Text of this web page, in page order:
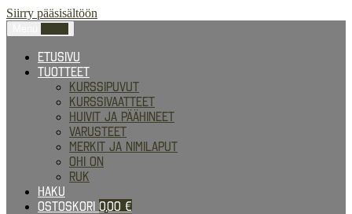
Siirry pääsisältöön
Etusivu
Tuotteet
Kurssipuvut
Kurssivaatteet
Huivit ja päähineet
Varusteet
Merkit ja nimilaput
Ohi on
RUK
Haku
Ostoskori 0,00 €